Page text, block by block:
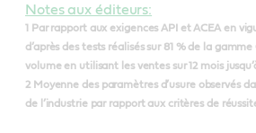
Notes aux éditeurs:
1 Par rapport aux exigences API et ACEA en
d’après des tests réalisés sur 81 % de la
volume en utilisant les ventes sur 12 mois
2 Moyenne des paramètres d’usure observés
de l’industrie par rapport aux critères de